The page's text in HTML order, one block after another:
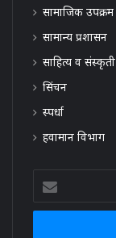
सामाजिक उपक्रम
सामान्य प्रशासन
साहित्य व संस्कृती
सिंचन
स्पर्धा
हवामान विभाग
your
Email